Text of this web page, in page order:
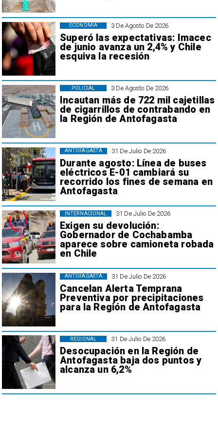
3 De Agosto De 2026
Superó las expectativas: Imacec
de junio avanza un 2,4% y Chile
esquiva la recesión
ECONOMÍA
3 De Agosto De 2026
Incautan más de 722 mil cajetillas
de cigarrillos de contrabando en
la Región de Antofagasta
POLICIAL
31 De Julio De 2026
Durante agosto: Línea de buses
eléctricos E-01 cambiará su
recorrido los fines de semana en
Antofagasta
ANTOFAGASTA
31 De Julio De 2026
Exigen su devolución:
Gobernador de Cochabamba
aparece sobre camioneta robada
en Chile
INTERNACIONAL
31 De Julio De 2026
Cancelan Alerta Temprana
Preventiva por precipitaciones
para la Región de Antofagasta
ANTOFAGASTA
31 De Julio De 2026
Desocupación en la Región de
Antofagasta baja dos puntos y
alcanza un 6,2%
REGIONAL